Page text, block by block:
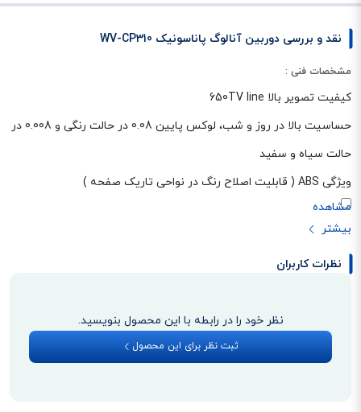
نقد و بررسی دوربین آنالوگ پاناسونیک WV-CP310
مشخصات فنی :
کیفیت تصویر بالا 650TV line
حساسیت بالا در روز و شب، لوکس پایین 0.08 در حالت رنگی و 0.008 در
حالت سیاه و سفید
ویژگی ABS ( قابلیت اصلاح رنگ در نواحی تاریک صفحه )
نظرات کاربران
نظر خود را در رابطه با این محصول بنویسید.
ثبت نظر برای این محصول